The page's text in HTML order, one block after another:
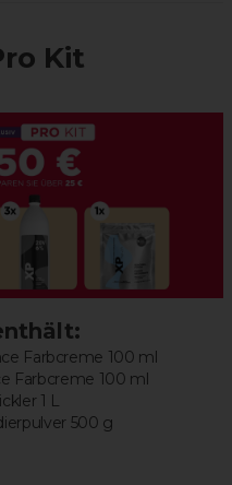
Kit
Farbcreme 100 ml
Farbcreme 100 ml
1 L
500 g